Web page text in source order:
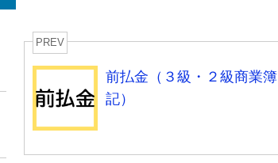
PREV
前払金（３級・２級商業簿
記）